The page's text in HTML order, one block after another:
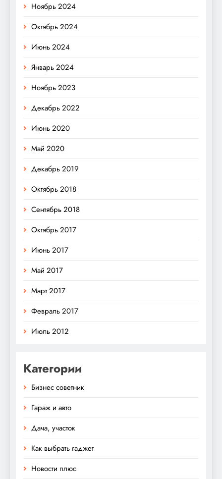
Ноябрь 2024
Октябрь 2024
Июнь 2024
Январь 2024
Ноябрь 2023
Декабрь 2022
Июнь 2020
Май 2020
Декабрь 2019
Октябрь 2018
Сентябрь 2018
Октябрь 2017
Июнь 2017
Май 2017
Март 2017
Февраль 2017
Июль 2012
Категории
Бизнес советник
Гараж и авто
Дача, участок
Как выбрать гаджет
Новости плюс